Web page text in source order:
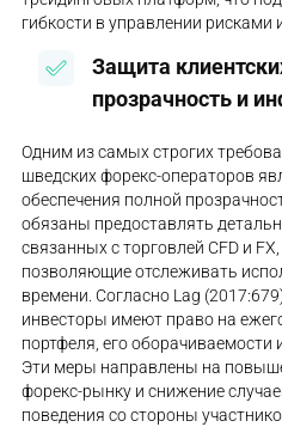
гибкости в управлении рисками
Защита
прозрачность и
Одним из самых строгих
шведских форекс-операторов
обеспечения полной
обязаны предоставлять
связанных с торговлей CFD и
позволяющие отслеживать
времени. Согласно Lag
инвесторы имеют право на
портфеля, его оборачиваемости
Эти меры направлены на
форекс-рынку и снижение
поведения со стороны